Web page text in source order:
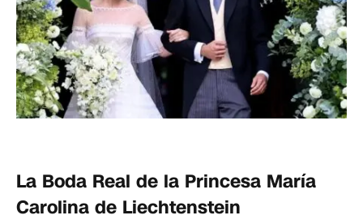
La Boda Real de la Princesa María
Carolina de Liechtenstein